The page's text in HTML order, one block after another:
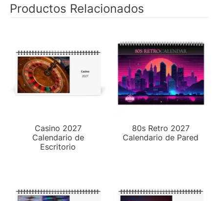
Productos Relacionados
Casino 2027
Calendario de
Escritorio
80s Retro 2027
Calendario de Pared